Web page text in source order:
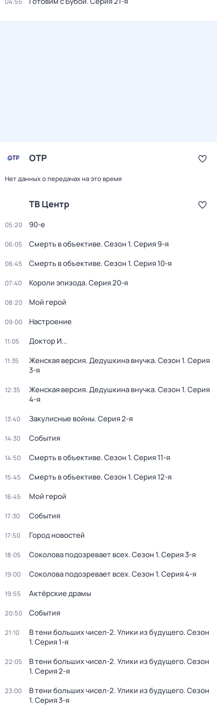
ОТР
Нет данных о передачах на это время
ТВ Центр
05:20 90-е
06:05 Смерть в объективе. Сезон 1. Серия 9-я
06:45 Смерть в объективе. Сезон 1. Серия 10-я
07:40 Короли эпизода. Серия 20-я
08:20 Мой герой
09:00 Настроение
11:05 Доктор И...
11:35 Женская версия. Дедушкина внучка. Сезон 1. Серия
3-я
12:35 Женская версия. Дедушкина внучка. Сезон 1. Серия
4-я
13:40 Закулисные войны. Серия 2-я
14:30 События
14:50 Смерть в объективе. Сезон 1. Серия 11-я
15:45 Смерть в объективе. Сезон 1. Серия 12-я
16:45 Мой герой
17:30 События
17:50 Город новостей
18:05 Соколова подозревает всех. Сезон 1. Серия 3-я
19:00 Соколова подозревает всех. Сезон 1. Серия 4-я
19:55 Актёрские драмы
20:50 События
21:10 В тени больших чисел-2. Улики из будущего. Сезон
1. Серия 1-я
22:05 В тени больших чисел-2. Улики из будущего. Сезон
1. Серия 2-я
23:00 В тени больших чисел-2. Улики из будущего. Сезон
1. Серия 3-я